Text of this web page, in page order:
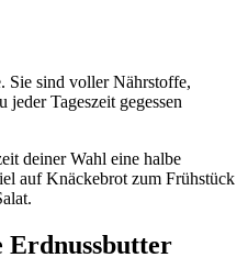
Sie sind voller Nährstoffe,
Tageszeit gegessen
deiner Wahl eine halbe
auf Knäckebrot zum Frühstück
Erdnussbutter